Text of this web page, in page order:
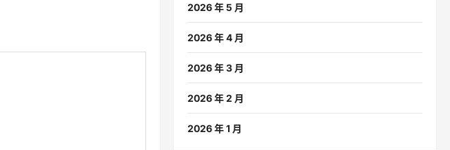
2026 年 5 月
2026 年 4 月
2026 年 3 月
2026 年 2 月
2026 年 1 月